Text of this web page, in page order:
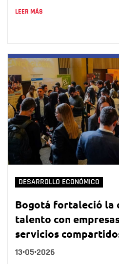
LEER MÁS
DESARROLLO ECONÓMICO
Bogotá fortaleció la
talento con
servicios
13•05•2026